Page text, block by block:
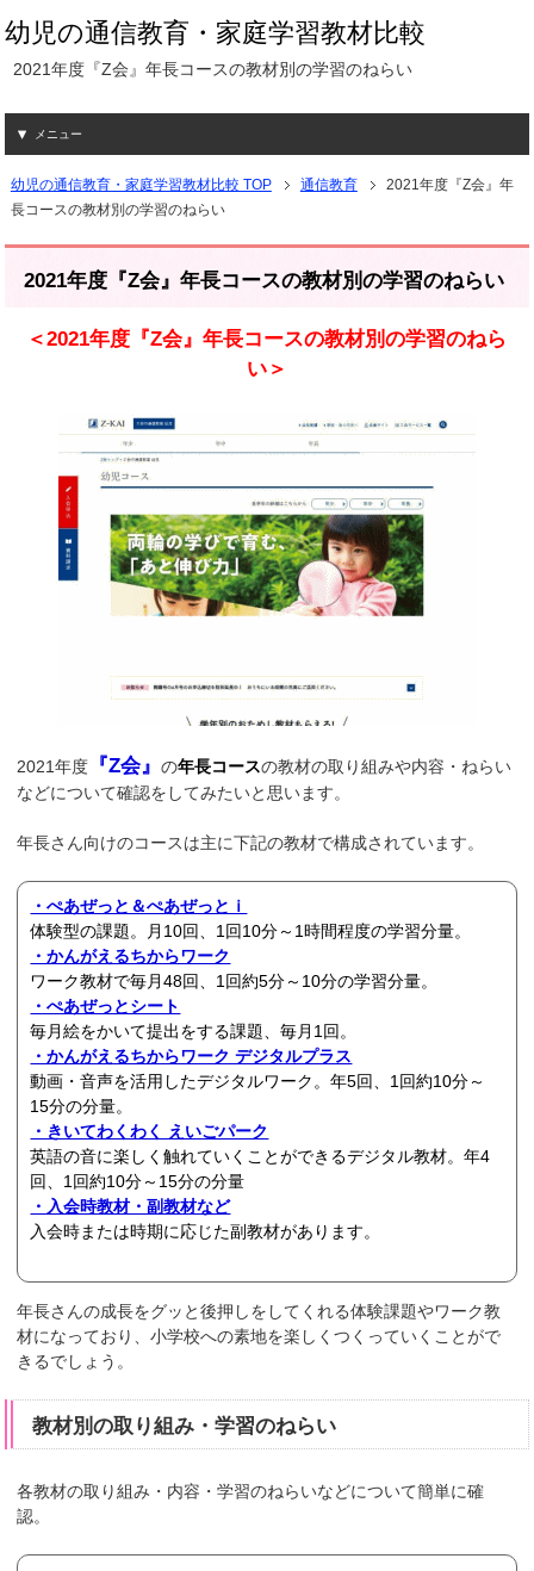
幼児の通信教育・家庭学習教材比較
2021年度『Z会』年長コースの教材別の学習のねらい
メニュー
幼児の通信教育・家庭学習教材比較 TOP 通信教育
2021年度『Z会』年
長コースの教材別の学習のねらい
2021年度『Z会』年長コースの教材別の学習のねらい
＜2021年度『Z会』年長コースの教材別の学習のねら
い＞
2021年度 『Z会』の年長コースの教材の取り組みや内容・ねらい
などについて確認をしてみたいと思います。
年長さん向けのコースは主に下記の教材で構成されています。
・ぺあぜっと＆ぺあぜっとｉ
体験型の課題。月10回、1回10分～1時間程度の学習分量。
・かんがえるちからワーク
ワーク教材で毎月48回、1回約5分～10分の学習分量。
・ぺあぜっとシート
毎月絵をかいて提出をする課題、毎月1回。
・かんがえるちからワーク デジタルプラス
動画・音声を活用したデジタルワーク。年5回、1回約10分～
15分の分量。
・きいてわくわく えいごパーク
英語の音に楽しく触れていくことができるデジタル教材。年4
回、1回約10分～15分の分量
・入会時教材・副教材など
入会時または時期に応じた副教材があります。
年長さんの成長をグッと後押しをしてくれる体験課題やワーク教
材になっており、小学校への素地を楽しくつくっていくことがで
きるでしょう。
教材別の取り組み・学習のねらい
各教材の取り組み・内容・学習のねらいなどについて簡単に確
認。